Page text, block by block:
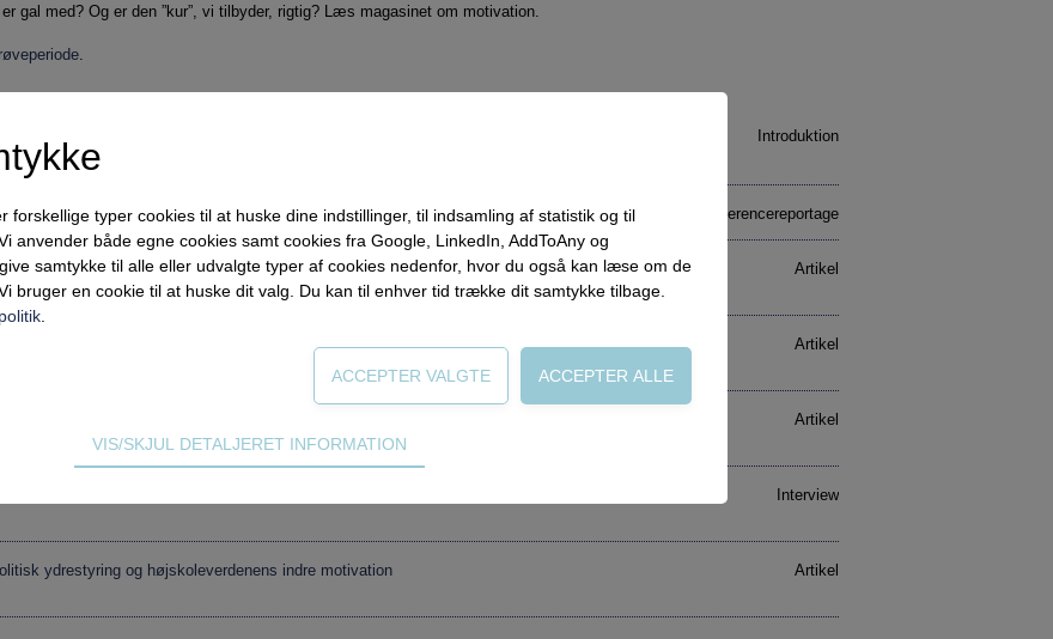
gal med? Og er den ”kur”, vi tilbyder, rigtig? Læs magasinet om motivation.
.
Introduktion
Konferencereportage
Artikel
Artikel
og udvikling Artikel
Interview
ydrestyring og højskoleverdenens indre motivation Artikel
forskellige typer cookies til at huske dine indstillinger, til indsamling af statistik og til
anvender både egne cookies samt cookies fra Google, LinkedIn, AddToAny og
samtykke til alle eller udvalgte typer af cookies nedenfor, hvor du også kan læse om de
bruger en cookie til at huske dit valg. Du kan til enhver tid trække dit samtykke tilbage.
for hjemmesidens grundlæggende funktioner som fx navigation, adgangskontrol
optimere design, brugervenlighed og effektiviteten af en hjemmeside. Fx ved at
VIS/SKJUL DETALJERET INFORMATION